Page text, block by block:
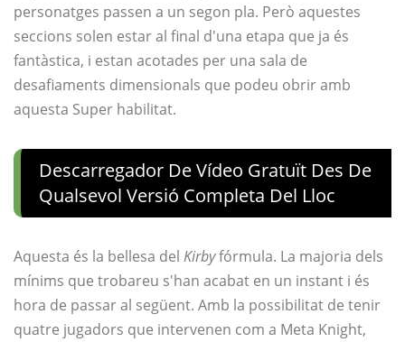
personatges passen a un segon pla. Però aquestes
seccions solen estar al final d'una etapa que ja és
fantàstica, i estan acotades per una sala de
desafiaments dimensionals que podeu obrir amb
aquesta Super habilitat.
Descarregador De Vídeo Gratuït Des De
Qualsevol Versió Completa Del Lloc
Aquesta és la bellesa del Kirbyfórmula. La majoria dels
mínims que trobareu s'han acabat en un instant i és
hora de passar al següent. Amb la possibilitat de tenir
quatre jugadors que intervenen com a Meta Knight,